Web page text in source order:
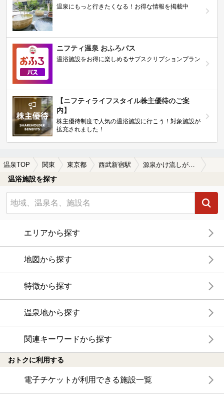
温泉にもっと行きたくなる！お得な情報を掲載中
ニフティ温泉 おふろパス
温浴施設をお得に楽しめるサブスクリプションプラン
【ニフティライフスタイル株主優待のご案
内】
株主優待制度で人気の温浴施設に行こう！対象施設が
拡充されました！
温泉TOP 関東 東京都 西武新宿駅
温浴施設を探す
エリアから探す
地図から探す
特徴から探す
温泉地から探す
関連キーワードから探す
おトクに利用する
電子チケットが利用できる施設一覧